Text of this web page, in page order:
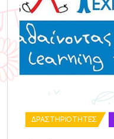
ΔΡΑΣΤΗΡΙΌΤΗΤΕΣ